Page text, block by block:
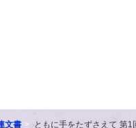
文書 ともに手をたずさえて 第